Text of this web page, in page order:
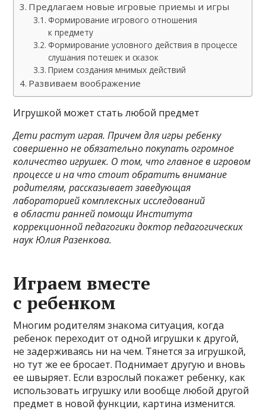
Предлагаем новые игровые приемы и игры
Формирование игрового отношения
к предмету
Формирование условного действия в процессе
слушания потешек и сказок
Прием создания мнимых действий
Развиваем воображение
Игрушкой может стать любой предмет
Дети растут играя. Причем для игры ребенку
совершенно не обязательно покупать огромное
количество игрушек. О том, что главное в игровом
процессе и на что стоит обратить внимание
родителям, рассказывает заведующая
лабораторией комплексных исследований
в области ранней помощи Института
коррекционной педагогики доктор педагогических
наук Юлия Разенкова.
Играем вместе
с ребенком
Многим родителям знакома ситуация, когда
ребенок переходит от одной игрушки к другой,
не задерживаясь ни на чем. Тянется за игрушкой,
но тут же ее бросает. Поднимает другую и вновь
ее швыряет. Если взрослый покажет ребенку, как
использовать игрушку или вообще любой другой
предмет в новой функции, картина изменится.